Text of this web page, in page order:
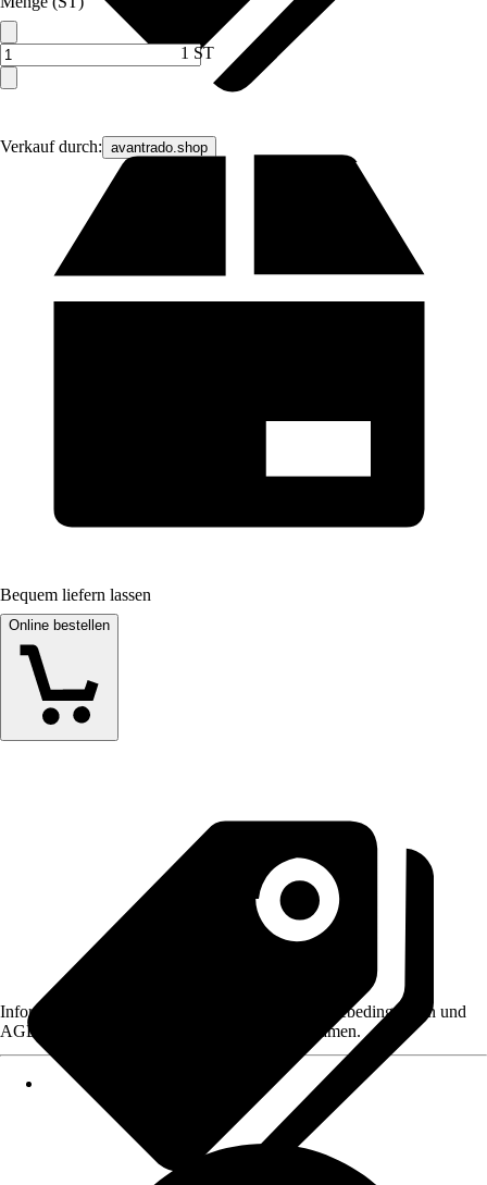
Verkauf durch: avantrado.shop
1 ST
Bequem liefern lassen
Online bestellen
Informationen des Verkäufers, wie z. B. Rückgabebedingungen und
AGB, finden Sie bei Klick auf den Verkäufernamen.